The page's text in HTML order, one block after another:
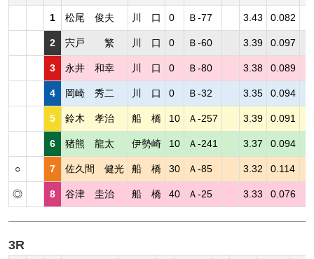
1 松尾 俊夫 川 口 0 Ｂ-77 3.43 0.082
2 宍戸 繁 川 口 0 Ｂ-60 3.39 0.097
3 永井 和幸 川 口 0 Ｂ-80 3.38 0.089
4 岡崎 秀二 川 口 0 Ｂ-32 3.35 0.094
5 鈴木 孝治 船 橋 10 Ａ-257 3.39 0.091
6 猪熊 龍太 伊勢崎 10 Ａ-241 3.37 0.094
○ 7 佐久間 健光 船 橋 30 Ａ-85 3.32 0.114
◎ 8 谷津 圭治 船 橋 40 Ａ-25 3.33 0.076
3R